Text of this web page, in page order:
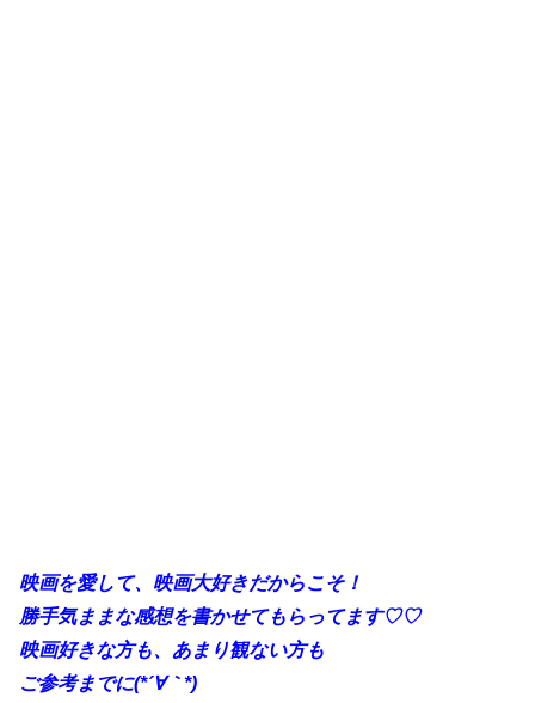
映画を愛して、映画大好きだからこそ！
勝手気ままな感想を書かせてもらってます♡♡
映画好きな方も、あまり観ない方も
ご参考までに(*´∀｀*)